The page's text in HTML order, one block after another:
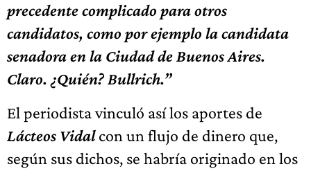
precedente complicado para otros
candidatos, como por ejemplo la candidata
senadora en la Ciudad de Buenos Aires.
Claro. ¿Quién? Bullrich.”
El periodista vinculó así los aportes de
Lácteos Vidalcon un flujo de dinero que,
según sus dichos, se habría originado en los